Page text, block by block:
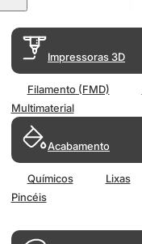
Impressoras 3D
Filamento (FMD)
Multimaterial
Acabamento
Químicos Lixas
Pincéis